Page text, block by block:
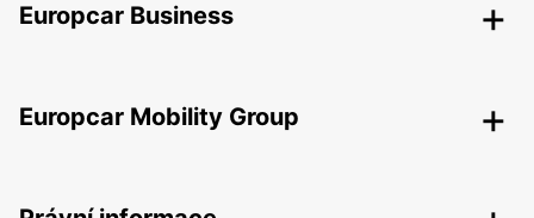
Europcar Business
Europcar Mobility Group